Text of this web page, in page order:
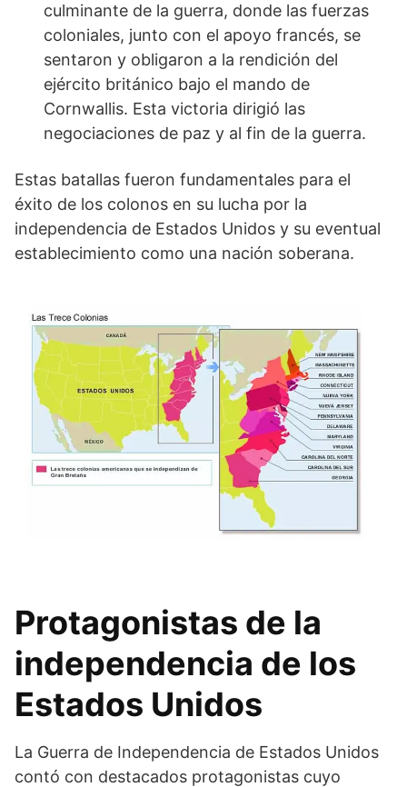
culminante de la guerra, donde las fuerzas
coloniales, junto con el apoyo francés, se
sentaron y obligaron a la rendición del
ejército británico bajo el mando de
Cornwallis. Esta victoria dirigió las
negociaciones de paz y al fin de la guerra.
Estas batallas fueron fundamentales para el
éxito de los colonos en su lucha por la
independencia de Estados Unidos y su eventual
establecimiento como una nación soberana.
Protagonistas de la
independencia de los
Estados Unidos
La Guerra de Independencia de Estados Unidos
contó con destacados protagonistas cuyo